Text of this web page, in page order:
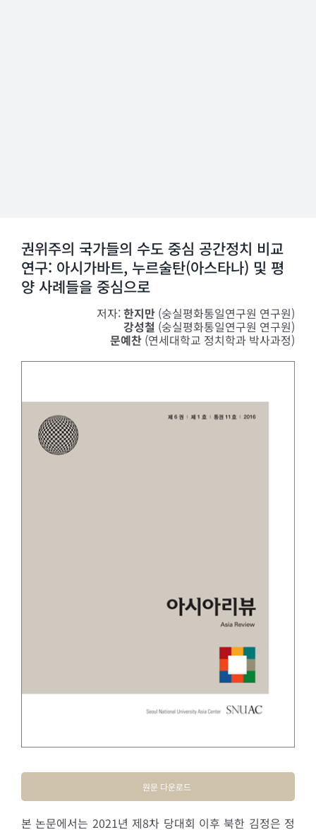
권위주의 국가들의 수도 중심 공간정치 비교
연구: 아시가바트, 누르술탄(아스타나) 및 평
양 사례들을 중심으로
저자:한지만 (숭실평화통일연구원 연구원)
강성철 (숭실평화통일연구원 연구원)
문예찬 (연세대학교 정치학과 박사과정)
원문 다운로드
본 논문에서는 2021년 제8차 당대회 이후 북한 김정은 정